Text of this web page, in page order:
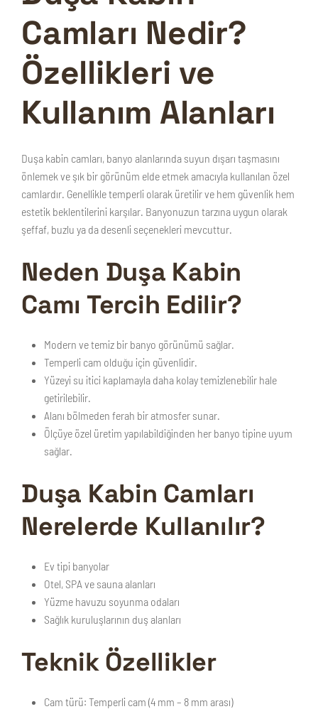
Camları Nedir?
Özellikleri ve
Kullanım Alanları
Duşa kabin camları, banyo alanlarında suyun dışarı taşmasını
önlemek ve şık bir görünüm elde etmek amacıyla kullanılan özel
camlardır. Genellikle temperli olarak üretilir ve hem güvenlik hem
estetik beklentilerini karşılar. Banyonuzun tarzına uygun olarak
şeffaf, buzlu ya da desenli seçenekleri mevcuttur.
Neden Duşa Kabin
Camı Tercih Edilir?
Modern ve temiz bir banyo görünümü sağlar.
Temperli cam olduğu için güvenlidir.
Yüzeyi su itici kaplamayla daha kolay temizlenebilir hale
getirilebilir.
Alanı bölmeden ferah bir atmosfer sunar.
Ölçüye özel üretim yapılabildiğinden her banyo tipine uyum
sağlar.
Duşa Kabin Camları
Nerelerde Kullanılır?
Ev tipi banyolar
Otel, SPA ve sauna alanları
Yüzme havuzu soyunma odaları
Sağlık kuruluşlarının duş alanları
Teknik Özellikler
Cam türü: Temperli cam (4 mm – 8 mm arası)